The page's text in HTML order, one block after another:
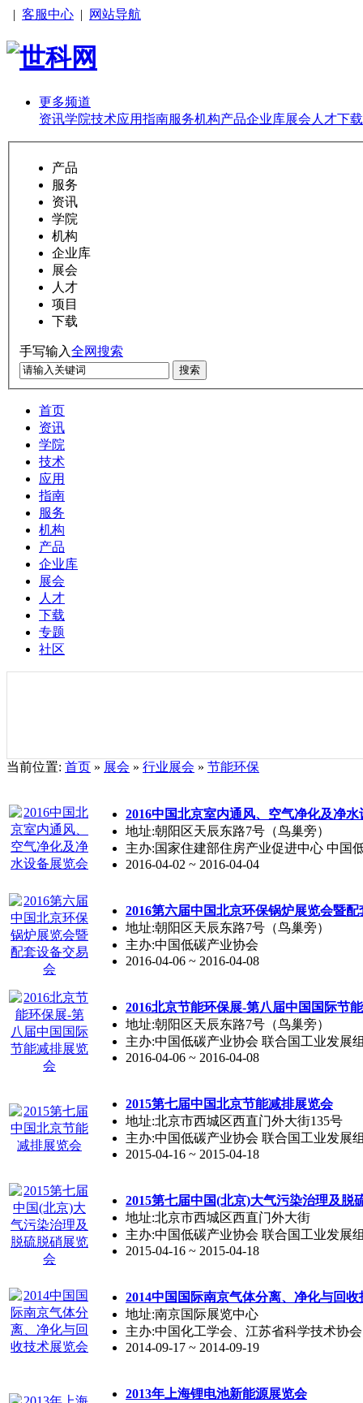
| 客服中心 | 网站导航
更多频道
资讯学院技术应用指南服务机构产品企业库展会 人才下载
产品
服务
资讯
学院
机构
企业库
展会
人才
项目
下载
手写输入全网搜索
搜索
首页
资讯
学院
技术
应用
指南
服务
机构
产品
企业库
展会
人才
下载
专题
社区
当前位置: 首页 » 展会 » 行业展会 » 节能环保
2016中国北京室内通风、空气净化及净
地址:朝阳区天辰东路7号（鸟巢旁）
主办:国家住建部住房产业促进中心 中国
2016-04-02 ~ 2016-04-04
2016第六届中国北京环保锅炉展览会暨
地址:朝阳区天辰东路7号（鸟巢旁）
主办:中国低碳产业协会
2016-04-06 ~ 2016-04-08
2016北京节能环保展-第八届中国国际节
地址:朝阳区天辰东路7号（鸟巢旁）
主办:中国低碳产业协会 联合国工业发展
2016-04-06 ~ 2016-04-08
2015第七届中国北京节能减排展览会
地址:北京市西城区西直门外大街135号
主办:中国低碳产业协会 联合国工业发展
2015-04-16 ~ 2015-04-18
2015第七届中国(北京)大气污染治理及脱
地址:北京市西城区西直门外大街
主办:中国低碳产业协会 联合国工业发展
2015-04-16 ~ 2015-04-18
2014中国国际南京气体分离、净化与回
地址:南京国际展览中心
主办:中国化工学会、江苏省科学技术协会
2014-09-17 ~ 2014-09-19
2013年上海锂电池新能源展览会